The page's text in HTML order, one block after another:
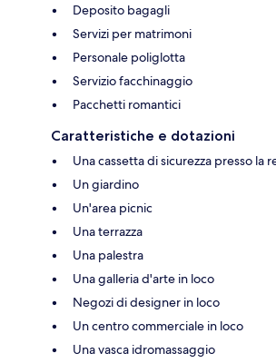
Deposito bagagli
Servizi per matrimoni
Personale poliglotta
Servizio facchinaggio
Pacchetti romantici
Caratteristiche e dotazioni
Una cassetta di sicurezza presso la
Un giardino
Un'area picnic
Una terrazza
Una palestra
Una galleria d'arte in loco
Negozi di designer in loco
Un centro commerciale in loco
Una vasca idromassaggio